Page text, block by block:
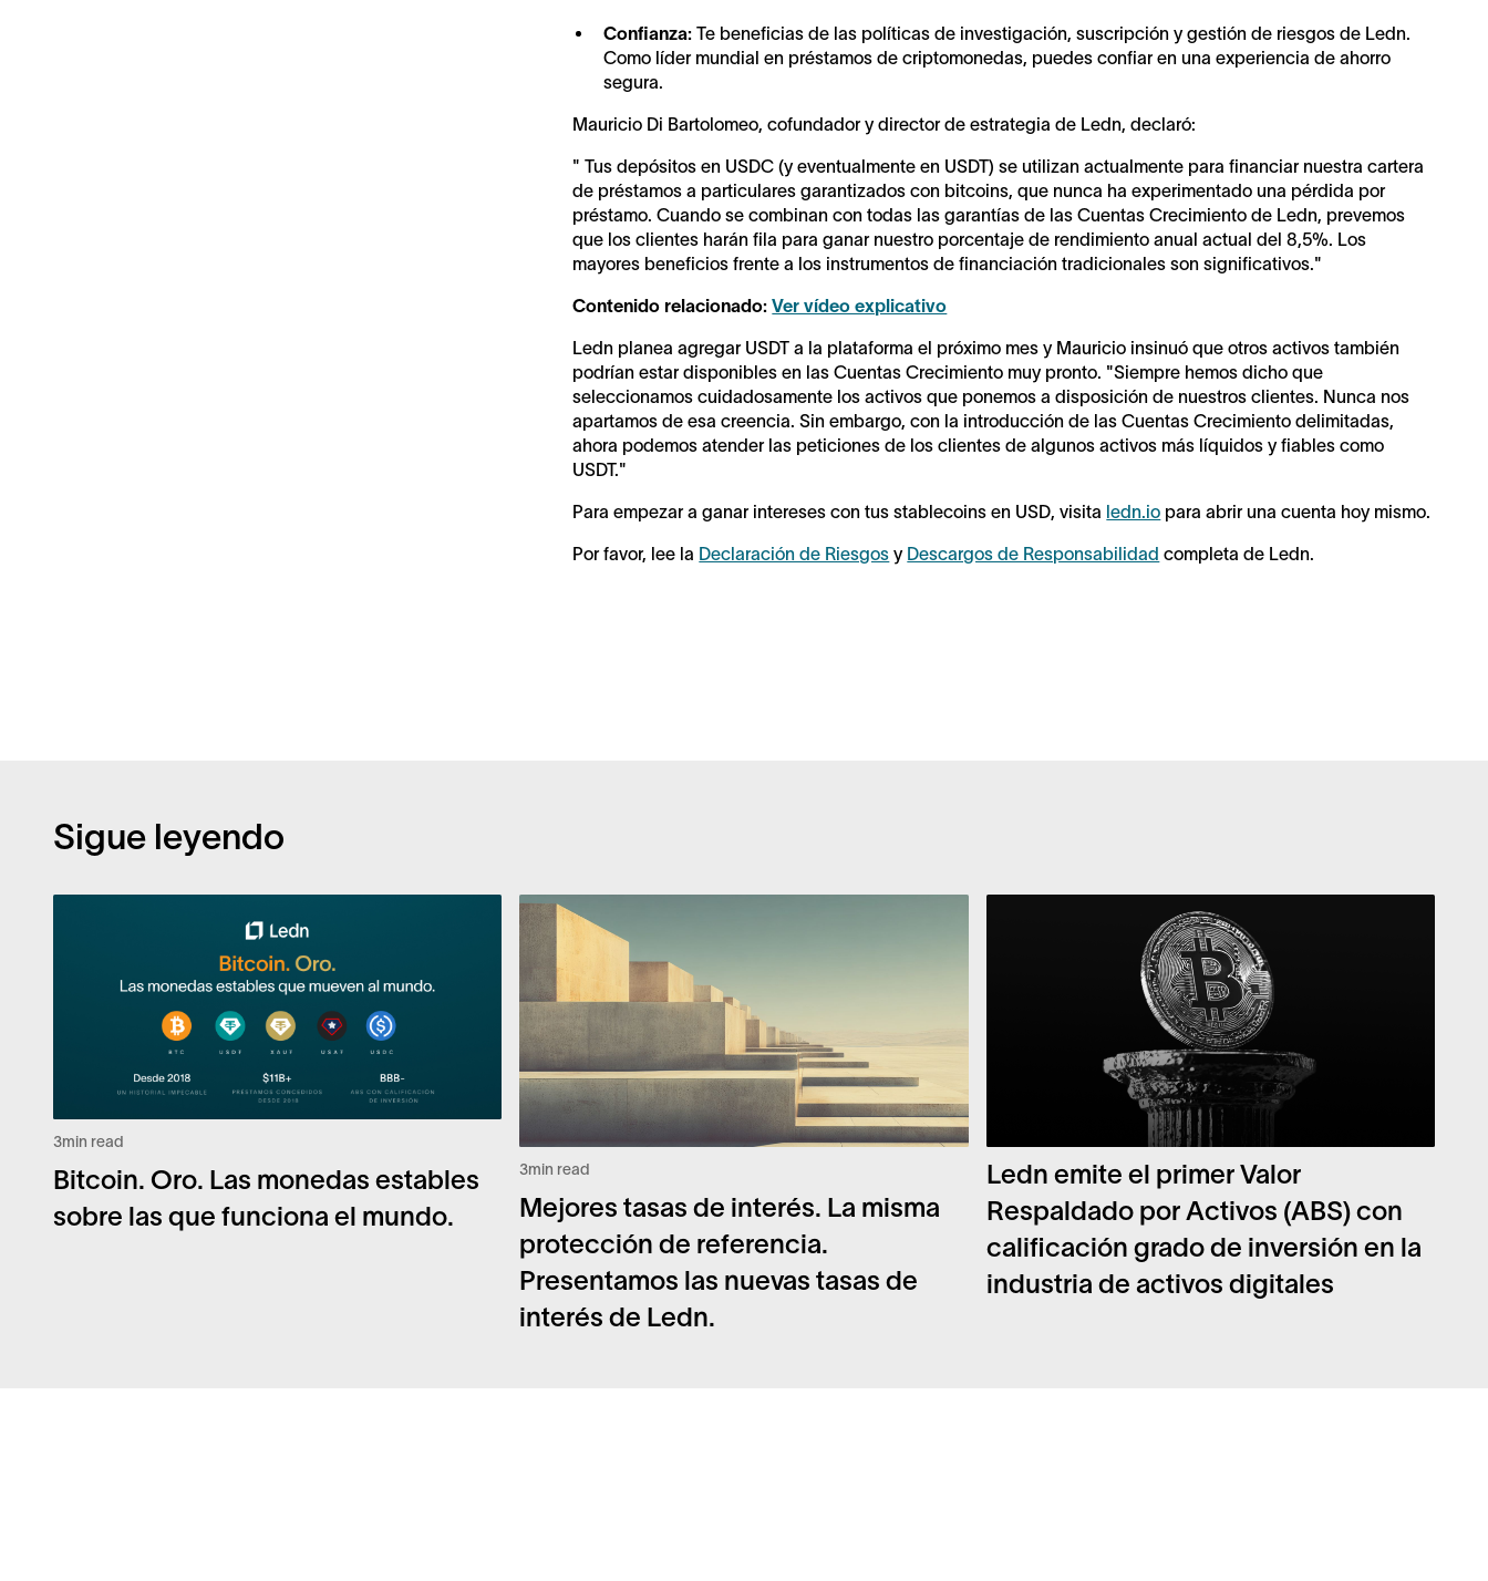
Confianza:Te beneficias de las políticas de investigación, suscripción y gestión de riesgos de Ledn.
Como líder mundial en préstamos de criptomonedas, puedes confiar en una experiencia de ahorro
segura.
Mauricio Di Bartolomeo, cofundador y director de estrategia de Ledn, declaró:
" Tus depósitos en USDC (y eventualmente en USDT) se utilizan actualmente para financiar nuestra cartera
de préstamos a particulares garantizados con bitcoins, que nunca ha experimentado una pérdida por
préstamo. Cuando se combinan con todas las garantías de las Cuentas Crecimiento de Ledn, prevemos
que los clientes harán fila para ganar nuestro porcentaje de rendimiento anual actual del 8,5%. Los
mayores beneficios frente a los instrumentos de financiación tradicionales son significativos."
Contenido relacionado:Ver vídeo explicativo
Ledn planea agregar USDT a la plataforma el próximo mes y Mauricio insinuó que otros activos también
podrían estar disponibles en las Cuentas Crecimiento muy pronto. "Siempre hemos dicho que
seleccionamos cuidadosamente los activos que ponemos a disposición de nuestros clientes. Nunca nos
apartamos de esa creencia. Sin embargo, con la introducción de las Cuentas Crecimiento delimitadas,
ahora podemos atender las peticiones de los clientes de algunos activos más líquidos y fiables como
USDT."
Para empezar a ganar intereses con tus stablecoins en USD, visita ledn.io para abrir una cuenta hoy mismo.
Por favor, lee la Declaración de Riesgos y Descargos de Responsabilidad completa de Ledn.
Sigue leyendo
3min read
Bitcoin. Oro. Las monedas estables
sobre las que funciona el mundo.
3min read
Mejores tasas de interés. La misma
protección de referencia.
Presentamos las nuevas tasas de
interés de Ledn.
Ledn emite el primer Valor
Respaldado por Activos (ABS) con
calificación grado de inversión en la
industria de activos digitales